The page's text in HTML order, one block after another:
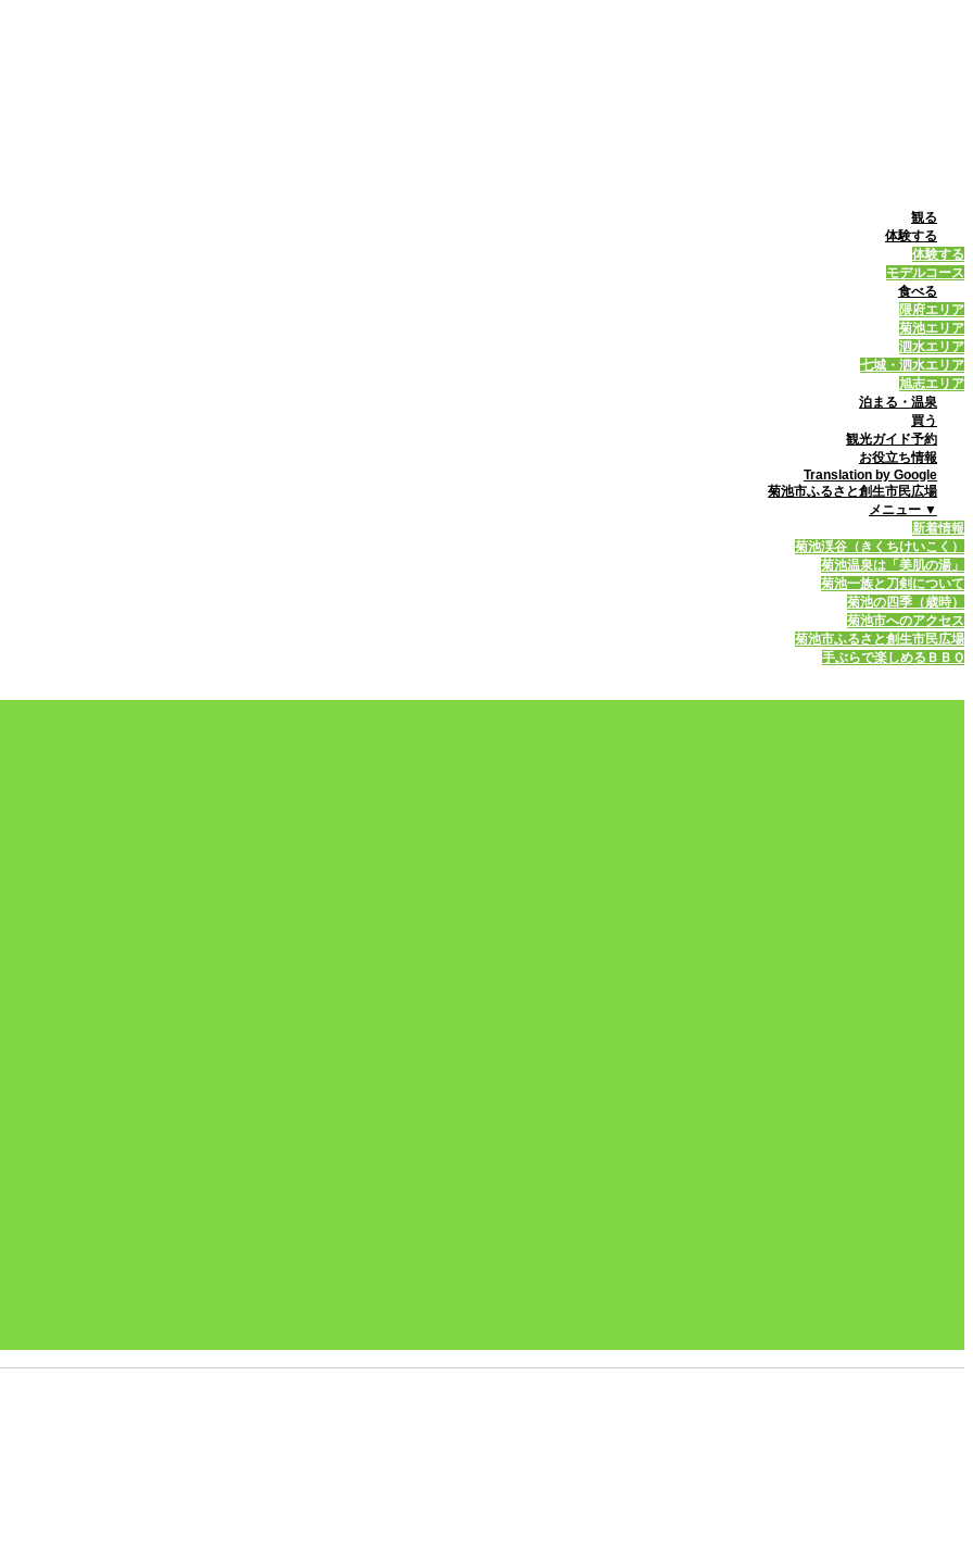
観る
体験する
体験する
モデルコース
食べる
隈府エリア
菊池エリア
泗水エリア
七城・泗水エリア
旭志エリア
泊まる・温泉
買う
観光ガイド予約
お役立ち情報
Translation by Google
菊池市ふるさと創生市民広場
メニュー ▼
新着情報
菊池渓谷（きくちけいこく）
菊池温泉は「美肌の湯」
菊池一族と刀剣について
菊池の四季（歳時）
菊池市へのアクセス
菊池市ふるさと創生市民広場
手ぶらで楽しめるＢＢＱ